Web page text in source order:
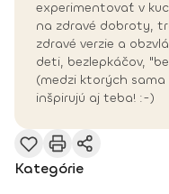
experimentovať v
na zdravé dobroty,
zdravé verzie a
deti, bezlepkáčov,
(medzi ktorých
inšpirujú aj teba! :-)
Kategórie